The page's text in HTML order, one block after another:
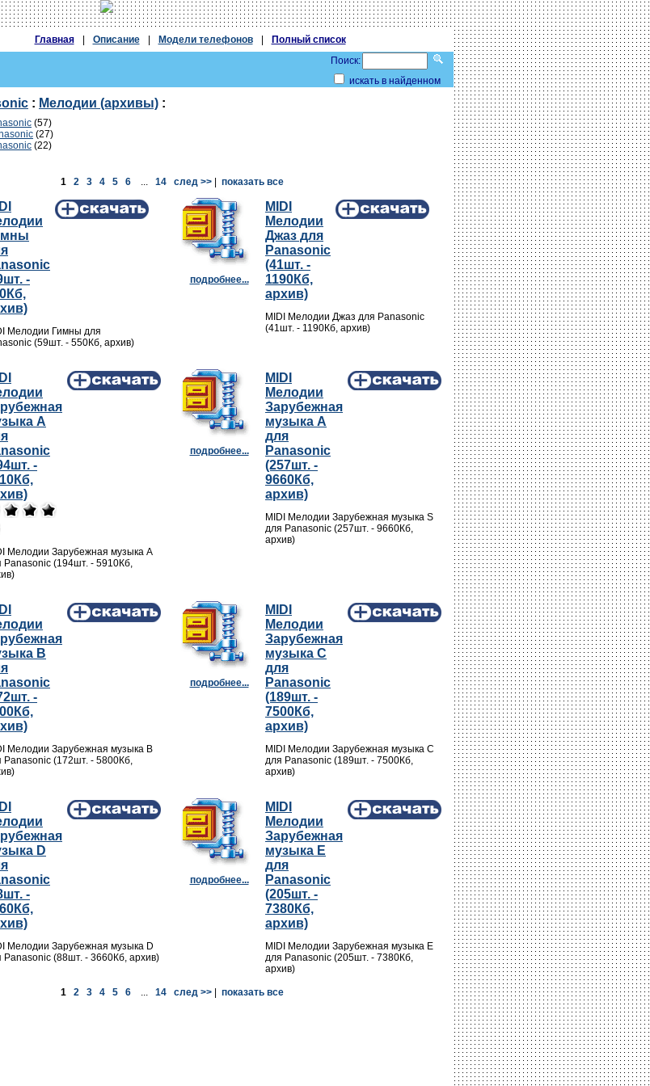
Главная Описание Модели телефонов
Полный список
Поиск:
искать в найденном
: Мелодии (архивы) :
(57)
(27)
(22)
1 2 3 4 5 6 ... 14 след >> показать все
-
Мелодии Гимны для
(59шт. - 550Кб, архив)
подробнее...
MIDI
Мелодии
Джаз для
Panasonic
(41шт. -
1190Кб,
архив)
MIDI Мелодии Джаз для Panasonic
(41шт. - 1190Кб, архив)
A
-
Мелодии Зарубежная музыка A
Panasonic (194шт. - 5910Кб,
подробнее...
MIDI
Мелодии
Зарубежная
музыка A
для
Panasonic
(257шт. -
9660Кб,
архив)
MIDI Мелодии Зарубежная музыка S
для Panasonic (257шт. - 9660Кб,
архив)
B
-
Мелодии Зарубежная музыка B
Panasonic (172шт. - 5800Кб,
подробнее...
MIDI
Мелодии
Зарубежная
музыка C
для
Panasonic
(189шт. -
7500Кб,
архив)
MIDI Мелодии Зарубежная музыка C
для Panasonic (189шт. - 7500Кб,
архив)
D
-
Мелодии Зарубежная музыка D
Panasonic (88шт. - 3660Кб, архив)
подробнее...
MIDI
Мелодии
Зарубежная
музыка E
для
Panasonic
(205шт. -
7380Кб,
архив)
MIDI Мелодии Зарубежная музыка E
для Panasonic (205шт. - 7380Кб,
архив)
1 2 3 4 5 6 ... 14 след >> показать все